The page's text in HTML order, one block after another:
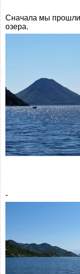
Сначала мы прошли
озера.
-